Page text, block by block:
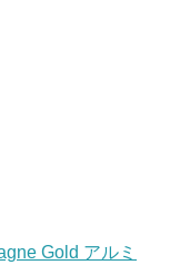
Gold アルミ